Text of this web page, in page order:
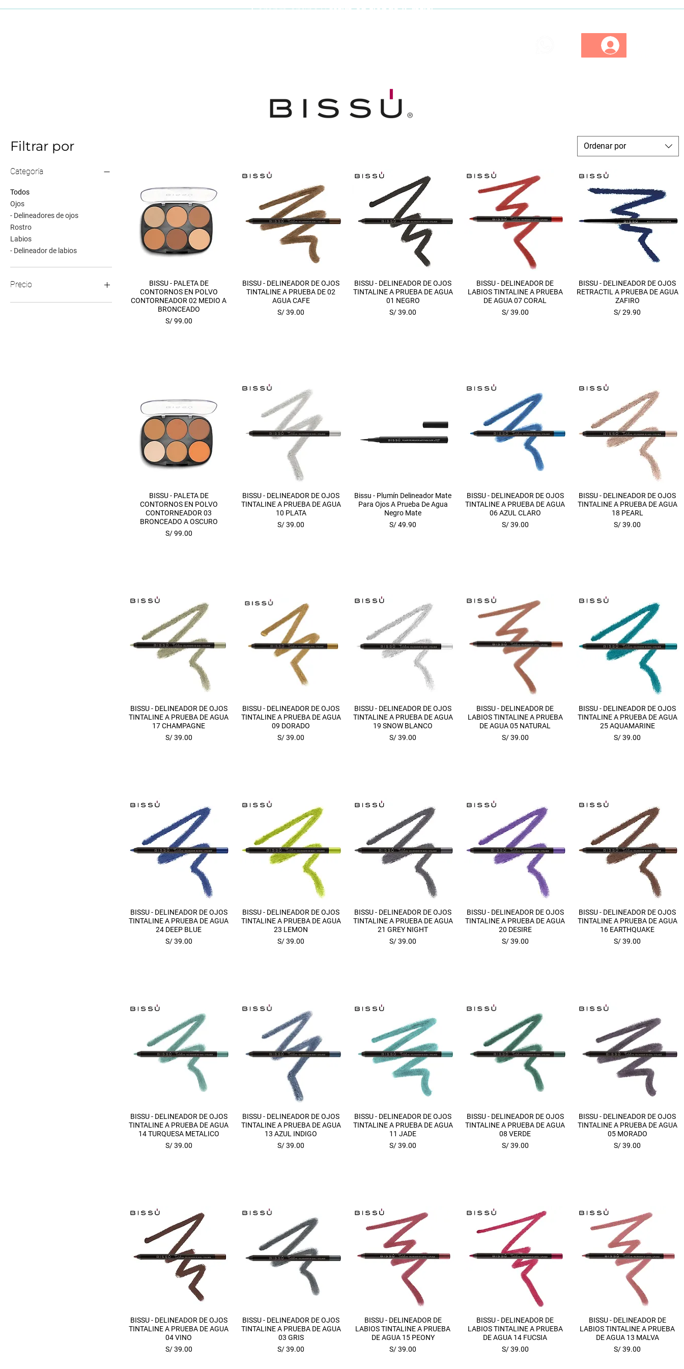
Compra online yretira en tienda ¡Gratis!
Filtrar por
Categoría
Todos
Ojos
- Delineadores de ojos
Rostro
Labios
- Delineador de labios
Precio
Ordenar por
Vista rápida
BISSU - PALETA DE
CONTORNOS EN POLVO
CONTORNEADOR 02 MEDIO A
BRONCEADO
Precio
S/ 99.00
Vista rápida
BISSU - DELINEADOR DE OJOS
TINTALINE A PRUEBA DE 02
AGUA CAFE
Precio
S/ 39.00
Vista rápida
BISSU - DELINEADOR DE OJOS
TINTALINE A PRUEBA DE AGUA
01 NEGRO
Precio
S/ 39.00
Vista rápida
BISSU - DELINEADOR DE
LABIOS TINTALINE A PRUEBA
DE AGUA 07 CORAL
Precio
S/ 39.00
Vista rápida
BISSU - DELINEADOR DE OJOS
RETRACTIL A PRUEBA DE AGUA
ZAFIRO
Precio
S/ 29.90
Vista rápida
BISSU - PALETA DE
CONTORNOS EN POLVO
CONTORNEADOR 03
BRONCEADO A OSCURO
Precio
S/ 99.00
Vista rápida
BISSU - DELINEADOR DE OJOS
TINTALINE A PRUEBA DE AGUA
10 PLATA
Precio
S/ 39.00
Vista rápida
Bissu - Plumín Delineador Mate
Para Ojos A Prueba De Agua
Negro Mate
Precio
S/ 49.90
Vista rápida
BISSU - DELINEADOR DE OJOS
TINTALINE A PRUEBA DE AGUA
06 AZUL CLARO
Precio
S/ 39.00
Vista rápida
BISSU - DELINEADOR DE OJOS
TINTALINE A PRUEBA DE AGUA
18 PEARL
Precio
S/ 39.00
Vista rápida
BISSU - DELINEADOR DE OJOS
TINTALINE A PRUEBA DE AGUA
17 CHAMPAGNE
Precio
S/ 39.00
Vista rápida
BISSU - DELINEADOR DE OJOS
TINTALINE A PRUEBA DE AGUA
09 DORADO
Precio
S/ 39.00
Vista rápida
BISSU - DELINEADOR DE OJOS
TINTALINE A PRUEBA DE AGUA
19 SNOW BLANCO
Precio
S/ 39.00
Vista rápida
BISSU - DELINEADOR DE
LABIOS TINTALINE A PRUEBA
DE AGUA 05 NATURAL
Precio
S/ 39.00
Vista rápida
BISSU - DELINEADOR DE OJOS
TINTALINE A PRUEBA DE AGUA
25 AQUAMARINE
Precio
S/ 39.00
Vista rápida
BISSU - DELINEADOR DE OJOS
TINTALINE A PRUEBA DE AGUA
24 DEEP BLUE
Precio
S/ 39.00
Vista rápida
BISSU - DELINEADOR DE OJOS
TINTALINE A PRUEBA DE AGUA
23 LEMON
Precio
S/ 39.00
Vista rápida
BISSU - DELINEADOR DE OJOS
TINTALINE A PRUEBA DE AGUA
21 GREY NIGHT
Precio
S/ 39.00
Vista rápida
BISSU - DELINEADOR DE OJOS
TINTALINE A PRUEBA DE AGUA
20 DESIRE
Precio
S/ 39.00
Vista rápida
BISSU - DELINEADOR DE OJOS
TINTALINE A PRUEBA DE AGUA
16 EARTHQUAKE
Precio
S/ 39.00
Vista rápida
BISSU - DELINEADOR DE OJOS
TINTALINE A PRUEBA DE AGUA
14 TURQUESA METALICO
Precio
S/ 39.00
Vista rápida
BISSU - DELINEADOR DE OJOS
TINTALINE A PRUEBA DE AGUA
13 AZUL INDIGO
Precio
S/ 39.00
Vista rápida
BISSU - DELINEADOR DE OJOS
TINTALINE A PRUEBA DE AGUA
11 JADE
Precio
S/ 39.00
Vista rápida
BISSU - DELINEADOR DE OJOS
TINTALINE A PRUEBA DE AGUA
08 VERDE
Precio
S/ 39.00
Vista rápida
BISSU - DELINEADOR DE OJOS
TINTALINE A PRUEBA DE AGUA
05 MORADO
Precio
S/ 39.00
Vista rápida
BISSU - DELINEADOR DE OJOS
TINTALINE A PRUEBA DE AGUA
04 VINO
Precio
S/ 39.00
Vista rápida
BISSU - DELINEADOR DE OJOS
TINTALINE A PRUEBA DE AGUA
03 GRIS
Precio
S/ 39.00
Vista rápida
BISSU - DELINEADOR DE
LABIOS TINTALINE A PRUEBA
DE AGUA 15 PEONY
Precio
S/ 39.00
Vista rápida
BISSU - DELINEADOR DE
LABIOS TINTALINE A PRUEBA
DE AGUA 14 FUCSIA
Precio
S/ 39.00
Vista rápida
BISSU - DELINEADOR DE
LABIOS TINTALINE A PRUEBA
DE AGUA 13 MALVA
Precio
S/ 39.00